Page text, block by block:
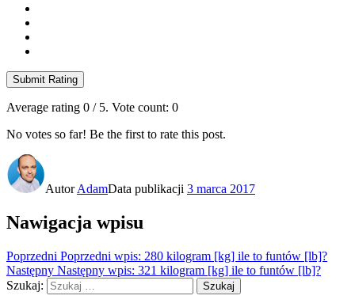
Submit Rating
Average rating 0 / 5. Vote count: 0
No votes so far! Be the first to rate this post.
AutorAdamData publikacji 3 marca 2017
Nawigacja wpisu
Poprzedni Poprzedni wpis: 280 kilogram [kg] ile to funtów [lb]?
Następny Następny wpis: 321 kilogram [kg] ile to funtów [lb]?
Szukaj:
Szukaj